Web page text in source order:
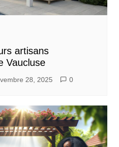
artisans
Vaucluse
28, 2025 0